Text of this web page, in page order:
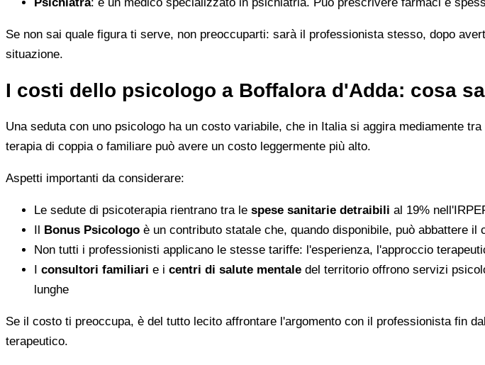
Se non sai quale figura ti serve, non preoccuparti: sarà il professionista stesso, dopo
situazione.
I costi dello psicologo a Boffalora d'Adda: cosa
Una seduta con uno psicologo ha un costo variabile, che in Italia si aggira mediamente tra
terapia di coppia o familiare può avere un costo leggermente più alto.
Aspetti importanti da considerare:
Le sedute di psicoterapia rientrano tra le spese sanitarie detraibili al 19%
Il Bonus Psicologo è un contributo statale che, quando disponibile, può abbattere
Non tutti i professionisti applicano le stesse tariffe: l'esperienza, l'approccio
I consultori familiari e i centri di salute mentale del territorio offrono servizi
lunghe
Se il costo ti preoccupa, è del tutto lecito affrontare l'argomento con il professionista fin
terapeutico.